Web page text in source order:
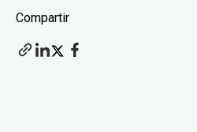
Compartir